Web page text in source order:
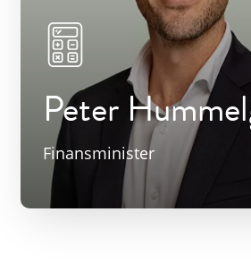
Peter
Finansminister